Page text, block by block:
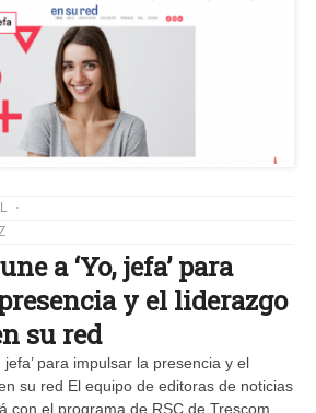
a ‘Yo, jefa’ para
y el liderazgo
su red
jefa’ para impulsar la presencia y el
su red El equipo de editoras de noticias
con el programa de RSC de Trescom